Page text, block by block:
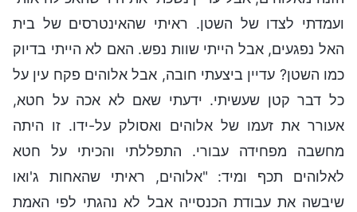
ועמדתי לצדו של השטן. ראיתי שהאינטרסים של בית
האל נפגעים, אבל הייתי שוות נפש. האם לא הייתי בדיוק
כמו השטן? עדיין ביצעתי חובה, אבל אלוהים פקח עין על
כל דבר קטן שעשיתי. ידעתי שאם לא אכה על חטא,
אעורר את זעמו של אלוהים ואסולק על-ידו. זו היתה
מחשבה מפחידה עבורי. התפללתי והכיתי על חטא
לאלוהים תכף ומיד: "אלוהים, ראיתי שהאחות ג'ואו
שיבשה את עבודת הכנסייה אבל לא נהגתי לפי האמת